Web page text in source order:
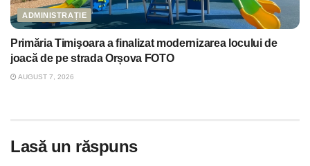
ADMINISTRAȚIE
Primăria Timişoara a finalizat modernizarea locului de
joacă de pe strada Orșova FOTO
AUGUST 7, 2026
Lasă un răspuns